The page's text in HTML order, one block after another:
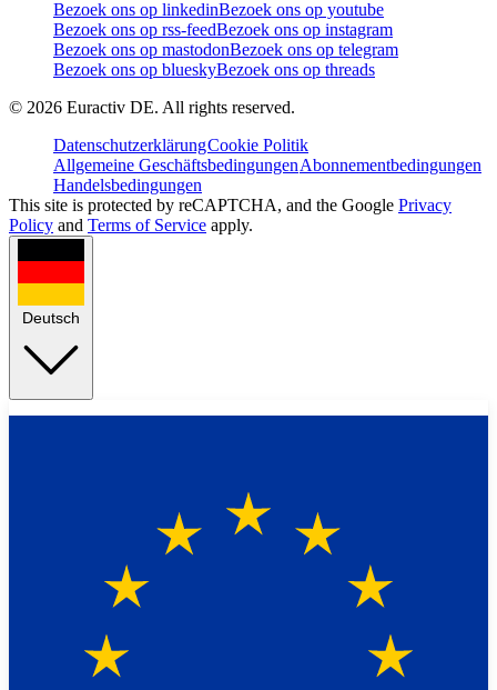
Bezoek ons op linkedinBezoek ons op youtube
Bezoek ons op rss-feedBezoek ons op instagram
Bezoek ons op mastodonBezoek ons op telegram
Bezoek ons op blueskyBezoek ons op threads
© 2026 Euractiv DE. All rights reserved.
DatenschutzerklärungCookie Politik
Allgemeine GeschäftsbedingungenAbonnementbedingungen
Handelsbedingungen
This site is protected by reCAPTCHA, and the Google Privacy
Policy and Terms of Service apply.
Deutsch